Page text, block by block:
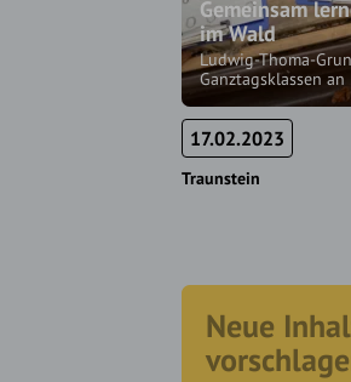
Gemeinsam
im Wald
Ludwig-Thoma-
Ganztagsklassen an
17.02.2023
Traunstein
Neue